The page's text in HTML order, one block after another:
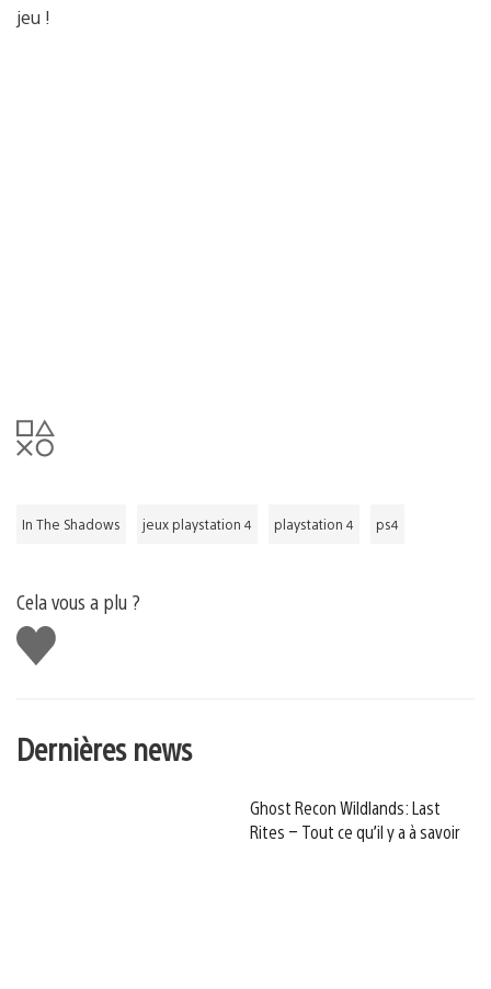
jeu !
In The Shadows jeux playstation 4 playstation 4 ps4
Cela vous a plu ?
J'aime
Dernières news
Ghost Recon Wildlands: Last
Rites – Tout ce qu’il y a à savoir